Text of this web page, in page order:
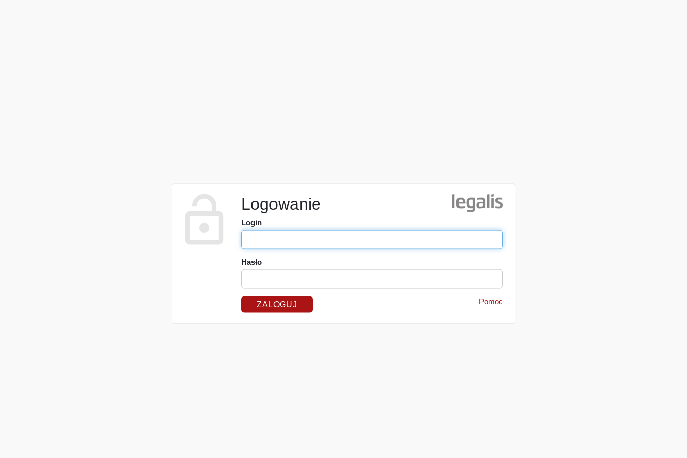
Logowanie
Login
Hasło
Pomoc